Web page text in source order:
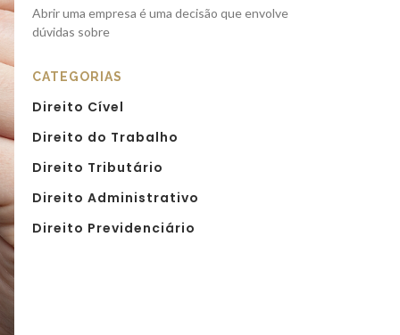
Abrir uma empresa é uma decisão que envolve
dúvidas sobre
CATEGORIAS
Direito Cível
Direito do Trabalho
Direito Tributário
Direito Administrativo
Direito Previdenciário